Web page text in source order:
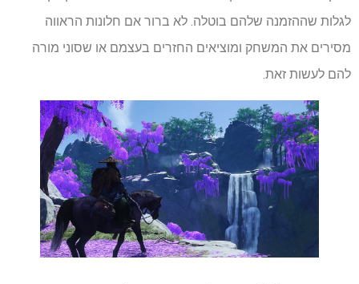
לגלות שההזמנה שלהם בוטלה. לא ברור אם חלונות הראווה
מסירים את המשחק ומוציאים החזרים בעצמם או שסוני מורה
להם לעשות זאת.